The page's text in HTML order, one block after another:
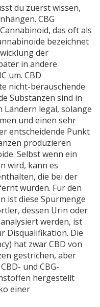
du zuerst wissen,
CBG
das oft als
bezeichnet
der
in andere
um. CBD
nicht-berauschende
Substanzen sind in
Ländern legal, solange
und einen sehr
entscheidende Punkt
produzieren
Selbst wenn ein
wird, kann es
die bei der
wurden. Für den
ist diese Spurmenge
dessen Urin oder
werden, ist
Disqualifikation. Die
hat zwar CBD von
gestrichen, aber
und CBG-
hergestellt
einer